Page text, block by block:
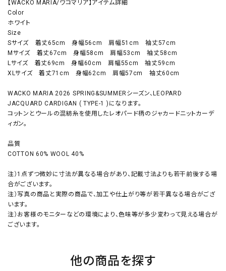
【WACKO MARIA/ワコマリア】アイテム詳細
Color
ホワイト
Size
Sサイズ 着丈65cm 身幅56cm 肩幅51cm 袖丈57cm
Mサイズ 着丈67cm 身幅58cm 肩幅53cm 袖丈58cm
Lサイズ 着丈69cm 身幅60cm 肩幅55cm 袖丈59cm
XLサイズ 着丈71cm 身幅62cm 肩幅57cm 袖丈60cm
WACKO MARIA 2026 SPRING&SUMMERシーズン、LEOPARD
JACQUARD CARDIGAN ( TYPE-1 )になります。
コットンとウールの混紡糸を使用したレオパード柄のジャカードニットカーデ
ィガン。
品質
COTTON 60% WOOL 40%
注）1点ずつ微妙に寸法が異なる場合があり、記載寸法よりも若干前後する場
合がございます。
注）写真の商品と実際の商品で、加工や仕上がり等が若干異なる場合がござ
います。
注）お客様のモニターなどの環境により、色味等が多少変わって見える場合が
ございます。
他の商品を探す